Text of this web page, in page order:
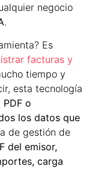
negocio
.
Es
facturas y
tiempo y
esta tecnología
o
los datos que
de gestión de
del emisor,
carga